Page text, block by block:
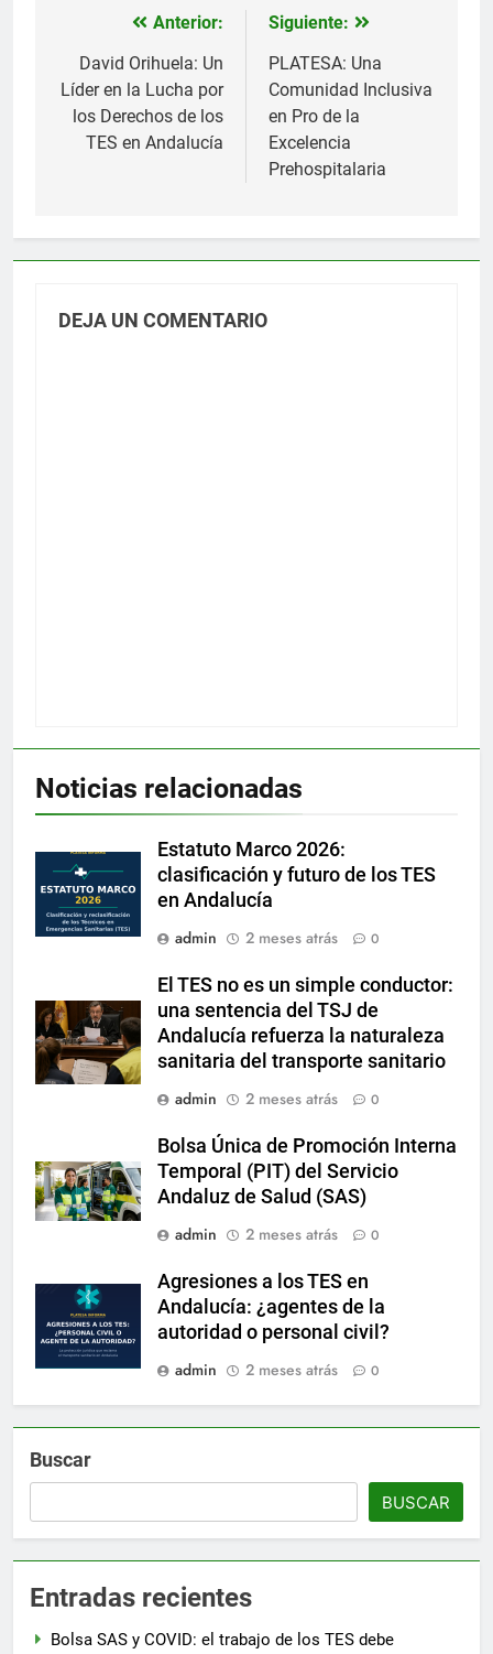
Navegación
de
entradas
Anterior:
David Orihuela: Un
Líder en la Lucha por
los Derechos de los
TES en Andalucía
Siguiente:
PLATESA: Una
Comunidad Inclusiva
en Pro de la
Excelencia
Prehospitalaria
DEJA UN COMENTARIO
Noticias relacionadas
Estatuto Marco 2026:
clasificación y futuro de los TES
en Andalucía
admin
2 meses atrás 0
El TES no es un simple conductor:
una sentencia del TSJ de
Andalucía refuerza la naturaleza
sanitaria del transporte sanitario
admin
2 meses atrás 0
Bolsa Única de Promoción Interna
Temporal (PIT) del Servicio
Andaluz de Salud (SAS)
admin
2 meses atrás 0
Agresiones a los TES en
Andalucía: ¿agentes de la
autoridad o personal civil?
admin
2 meses atrás 0
Buscar
BUSCAR
Entradas recientes
Bolsa SAS y COVID: el trabajo de los TES debe